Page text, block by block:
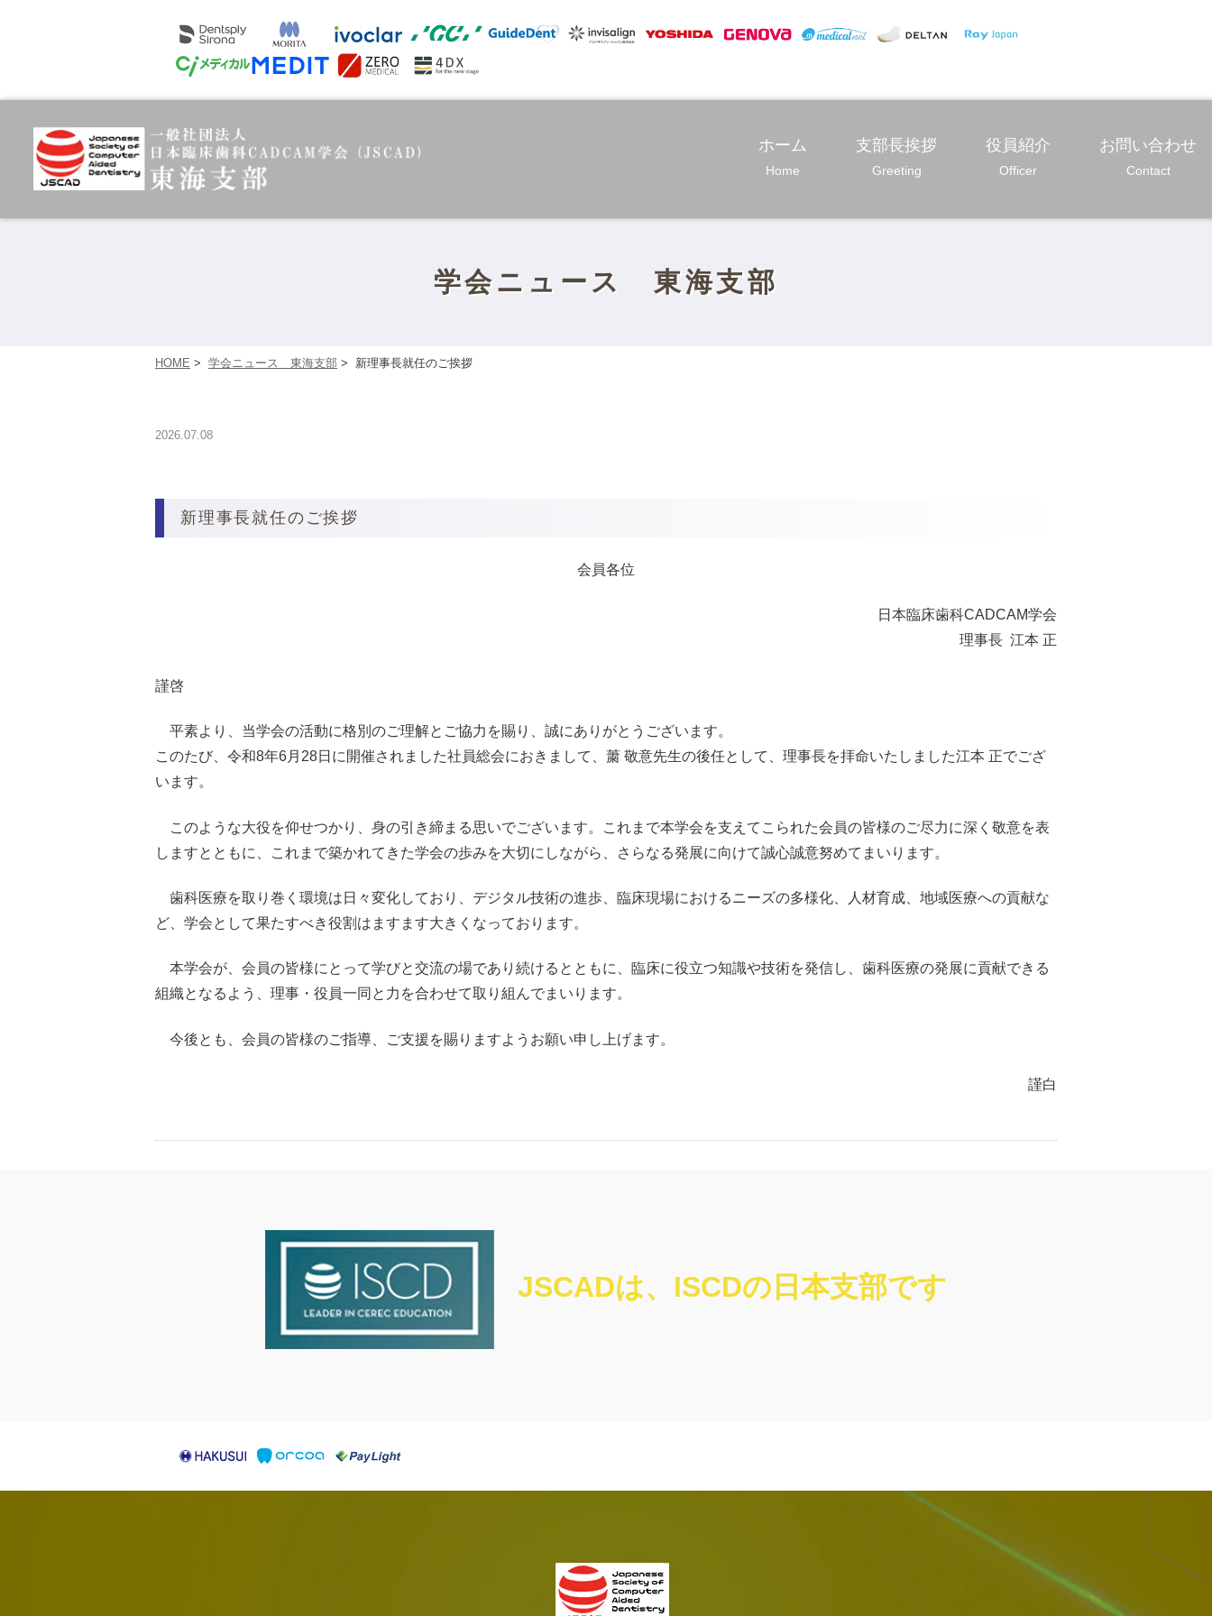
ホーム
Home
支部長挨拶
Greeting
役員紹介
Officer
お問い合わせ
Contact
学会ニュース 東海支部
HOME > 学会ニュース 東海支部 > 新理事長就任のご挨拶
2026.07.08
新理事長就任のご挨拶
会員各位
日本臨床歯科CADCAM学会
理事長 江本 正
謹啓
平素より、当学会の活動に格別のご理解とご協力を賜り、誠にありがとうございます。
このたび、令和8年6月28日に開催されました社員総会におきまして、䔥 敬意先生の後任として、理事長を拝命いたしました江本 正でござ
います。
このような大役を仰せつかり、身の引き締まる思いでございます。これまで本学会を支えてこられた会員の皆様のご尽力に深く敬意を表
しますとともに、これまで築かれてきた学会の歩みを大切にしながら、さらなる発展に向けて誠心誠意努めてまいります。
歯科医療を取り巻く環境は日々変化しており、デジタル技術の進歩、臨床現場におけるニーズの多様化、人材育成、地域医療への貢献な
ど、学会として果たすべき役割はますます大きくなっております。
本学会が、会員の皆様にとって学びと交流の場であり続けるとともに、臨床に役立つ知識や技術を発信し、歯科医療の発展に貢献できる
組織となるよう、理事・役員一同と力を合わせて取り組んでまいります。
今後とも、会員の皆様のご指導、ご支援を賜りますようお願い申し上げます。
謹白
JSCADは、ISCDの日本支部です